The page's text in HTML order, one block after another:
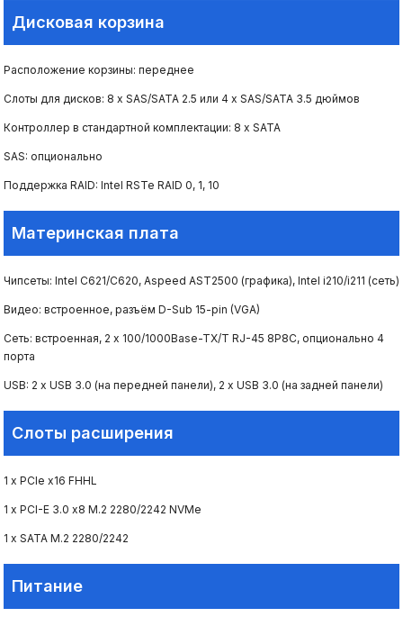
Дисковая корзина
Расположение корзины: переднее
Слоты для дисков: 8 х SAS/SATA 2.5 или 4 х SAS/SATA 3.5 дюймов
Контроллер в стандартной комплектации: 8 х SATA
SAS: опционально
Поддержка RAID: Intel RSTe RAID 0, 1, 10
Материнская плата
Чипсеты: Intel С621/C620, Aspeed AST2500 (графика), Intel i210/i211 (сеть)
Видео: встроенное, разъём D-Sub 15-pin (VGA)
Сеть: встроенная, 2 х 100/1000Base-TX/T RJ-45 8P8C, опционально 4
порта
USB: 2 х USB 3.0 (на передней панели), 2 х USB 3.0 (на задней панели)
Слоты расширения
1 х PCIe x16 FHHL
1 x PCI-E 3.0 x8 M.2 2280/2242 NVMe
1 х SATA M.2 2280/2242
Питание